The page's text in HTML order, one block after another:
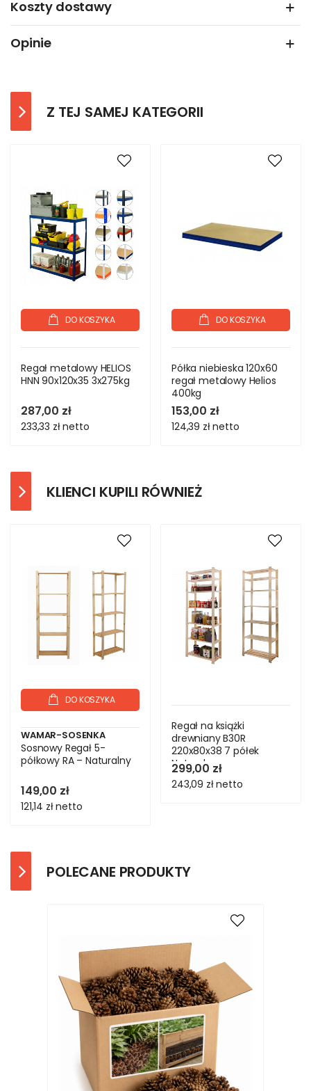
Koszty dostawy
Opinie
Z TEJ SAMEJ KATEGORII
DO KOSZYKA
Regał metalowy HELIOS
HNN 90x120x35 3x275kg
287,00 zł
233,33 złnetto
DO KOSZYKA
Półka niebieska 120x60
regał metalowy Helios
400kg
153,00 zł
124,39 złnetto
KLIENCI KUPILI RÓWNIEŻ
DO KOSZYKA
WAMAR-SOSENKA
Sosnowy Regał 5-
półkowy RA – Naturalny
149,00 zł
121,14 złnetto
Regał na książki
drewniany B30R
220x80x38 7 półek
Naturalny
299,00 zł
243,09 złnetto
POLECANE PRODUKTY